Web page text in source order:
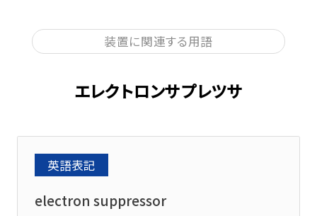
装置に関連する用語
エレクトロンサプレツサ
英語表記
electron suppressor